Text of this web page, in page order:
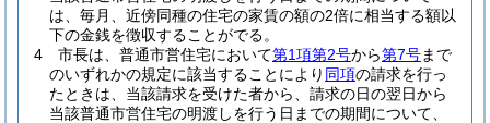
は、毎月、近傍同種の住宅の家賃の額の2倍に相当する額以
下の金銭を徴収することがでる。
4
市長は、普通市営住宅において第1項第2号から第7号まで
のいずれかの規定に該当することにより 同項の請求を行っ
たときは、当該請求を受けた者から、請求の日の翌日から
当該普通市営住宅の明渡しを行う日までの期間について、